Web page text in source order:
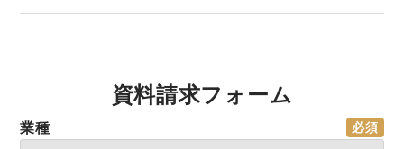
資料請求フォーム
業種